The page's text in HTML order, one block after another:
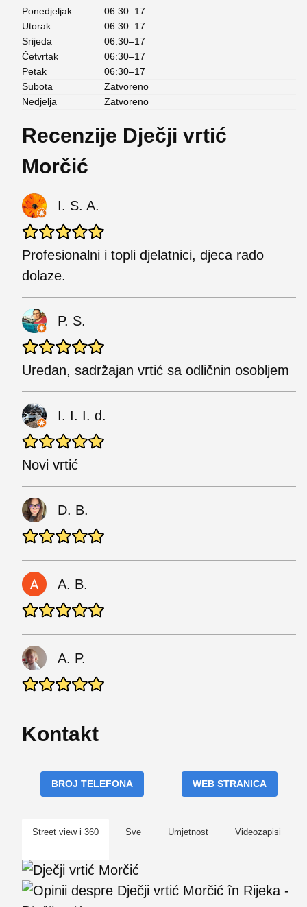
Ponedjeljak
06:30–17
Utorak
06:30–17
Srijeda
06:30–17
Četvrtak
06:30–17
Petak
06:30–17
Subota
Zatvoreno
Nedjelja
Zatvoreno
Recenzije Dječji vrtić
Morčić
I. S. A.
Profesionalni i topli djelatnici, djeca rado
dolaze.
P. S.
Uredan, sadržajan vrtić sa odličnin osobljem
I. I. I. d.
Novi vrtić
D. B.
A. B.
A. P.
Kontakt
BROJ TELEFONA WEB STRANICA
Street view i 360 Sve Umjetnost Videozapisi